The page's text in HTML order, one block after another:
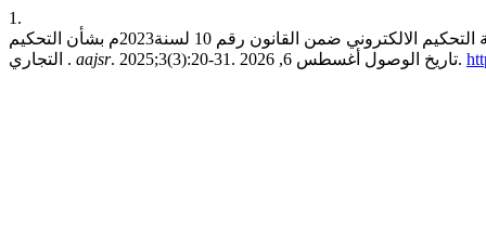
1.
علي محمد شلندي. قراءة في مسائل عملية لإجراءات عرض النزاع على هيئة التحكيم الالكتروني ضمن القانون رقم 10 لسنة2023م بشأن التحكيم
التجاري . aajsr . 2025;3(3):20-31. تاريخ الوصول أغسطس 6, 2026.